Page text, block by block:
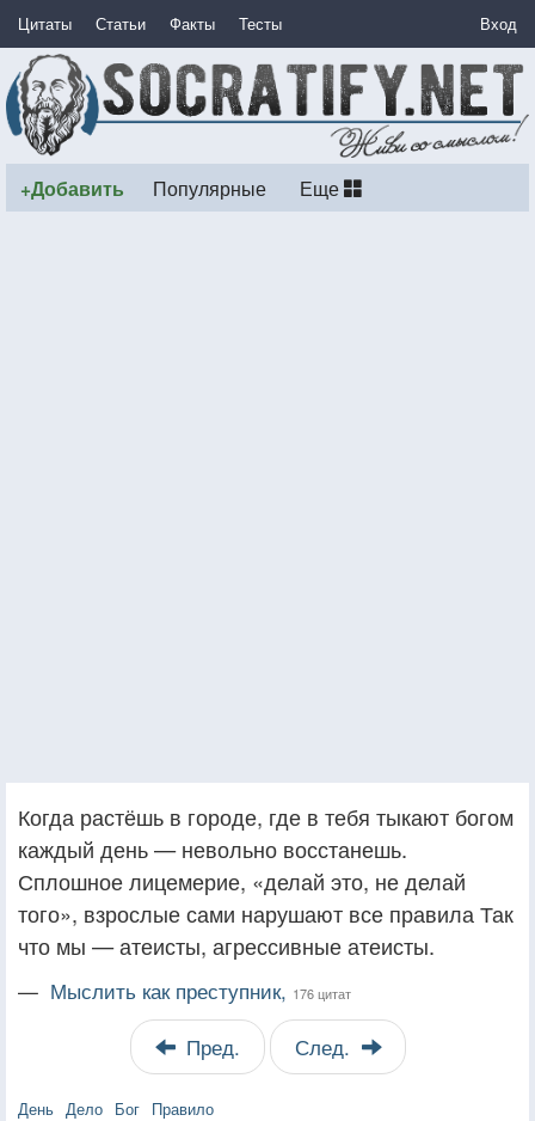
Цитаты Статьи Факты Тесты Вход
+Добавить Популярные Еще
Когда растёшь в городе, где в тебя тыкают богом
каждый день — невольно восстанешь.
Сплошное лицемерие, «делай это, не делай
того», взрослые сами нарушают все правила Так
что мы — атеисты, агрессивные атеисты.
— Мыслить как преступник, 176 цитат
Пред. След.
День Дело Бог Правило